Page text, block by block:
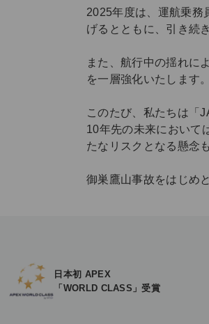
2025年度は、運航乗務
げるとともに、引き続
また、航行中の揺れに
を一層強化いたします。
このたび、私たちは「
10年先の未来において
たなリスクとなる懸念
御巣鷹山事故をはじめ
日本初 APEX
「WORLD CLASS」受賞